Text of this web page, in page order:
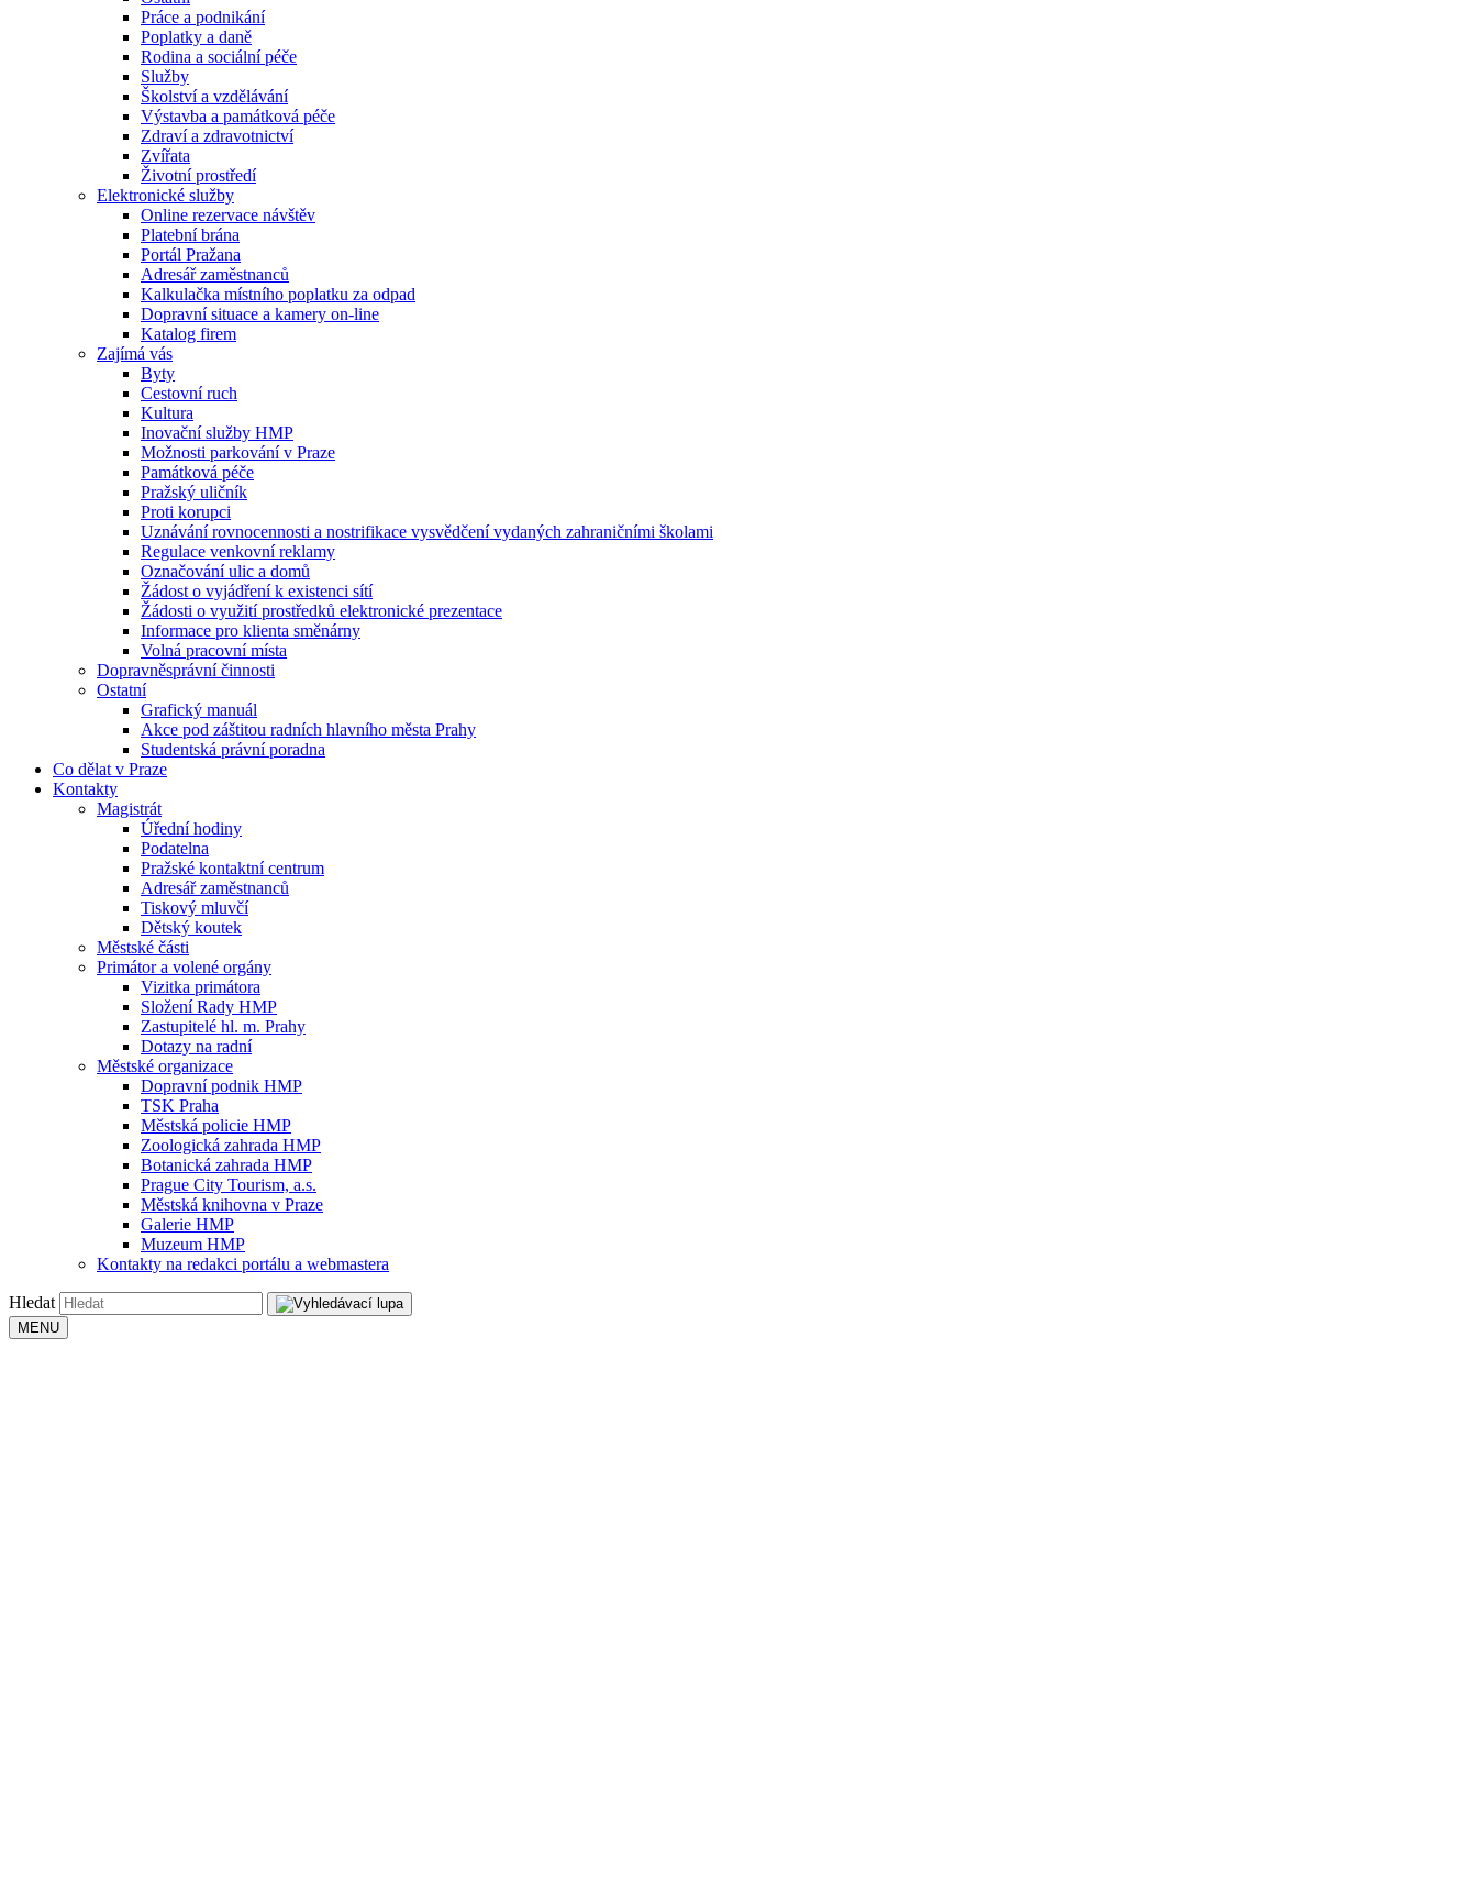
Práce a podnikání
Poplatky a daně
Rodina a sociální péče
Služby
Školství a vzdělávání
Výstavba a památková péče
Zdraví a zdravotnictví
Zvířata
Životní prostředí
Elektronické služby
Online rezervace návštěv
Platební brána
Portál Pražana
Adresář zaměstnanců
Kalkulačka místního poplatku za odpad
Dopravní situace a kamery on-line
Katalog firem
Zajímá vás
Byty
Cestovní ruch
Kultura
Inovační služby HMP
Možnosti parkování v Praze
Památková péče
Pražský uličník
Proti korupci
Uznávání rovnocennosti a nostrifikace vysvědčení vydaných zahraničními školami
Regulace venkovní reklamy
Označování ulic a domů
Žádost o vyjádření k existenci sítí
Žádosti o využití prostředků elektronické prezentace
Informace pro klienta směnárny
Volná pracovní místa
Dopravněsprávní činnosti
Ostatní
Grafický manuál
Akce pod záštitou radních hlavního města Prahy
Studentská právní poradna
Co dělat v Praze
Kontakty
Magistrát
Úřední hodiny
Podatelna
Pražské kontaktní centrum
Adresář zaměstnanců
Tiskový mluvčí
Dětský koutek
Městské části
Primátor a volené orgány
Vizitka primátora
Složení Rady HMP
Zastupitelé hl. m. Prahy
Dotazy na radní
Městské organizace
Dopravní podnik HMP
TSK Praha
Městská policie HMP
Zoologická zahrada HMP
Botanická zahrada HMP
Prague City Tourism, a.s.
Městská knihovna v Praze
Galerie HMP
Muzeum HMP
Kontakty na redakci portálu a webmastera
Hledat
MENU